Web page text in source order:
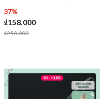
Hồng
37%
₫158.000
Price reduced from
₫250.000to